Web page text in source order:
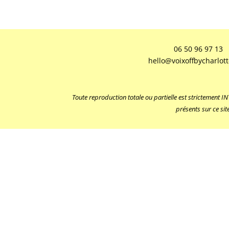
06 50 96 97 13
Toute reproduction totale ou partielle est strictement
présents sur ce